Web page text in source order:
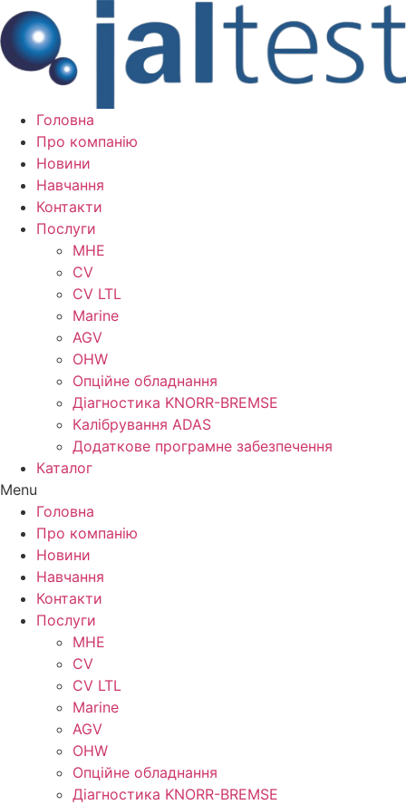
Перейти
до
вмісту
Головна
Про компанію
Новини
Навчання
Контакти
Послуги
MHE
CV
CV LTL
Marine
AGV
OHW
Опційне обладнання
Діагностика KNORR-BREMSE
Калібрування ADAS
Додаткове програмне забезпечення
Каталог
Menu
Головна
Про компанію
Новини
Навчання
Контакти
Послуги
MHE
CV
CV LTL
Marine
AGV
OHW
Опційне обладнання
Діагностика KNORR-BREMSE